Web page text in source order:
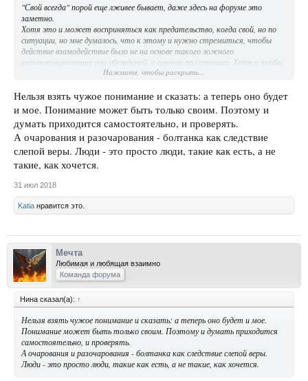
"Свой всегда" порой еще лживее бывает, даже здесь на форуме это
заметно.
Хотя это и может восприняться как предательство, когда свой, но по
ситуации, но мне думалось, что к этому и нужно стремиться, чтобы
действие взамодействие было не на основе такого ложного
взаимопонинимания или убеждений, а именно по ситуации. Хотя и якобы
постоянное "взаимопонимание" иногда бывает ложным, когда сам болван
умного товарища в надежде когда нибудь стать таким же как он, либо
просто из трусости. Впрочем даже такое поведение, вполне можно
назвать бытием в потоке, так как преследуется своя выгода, скрываемая
или явная.
По моему, хамелеоны все и всегда, вот к чему прихожу(. Постоянство
есть только у внутренней сути, а в любой проявленной форме чего бы то
ни было - его нет. Раньше или позже, но все закончится. Или постоянен и
неизменен лишь источник, который никогда не рождался, а все им
конец.
Нажмите, чтобы раскрыть...
Нельзя взять чужое понимание и сказать: а теперь оно будет
и мое. Понимание может быть только своим. Поэтому и
думать приходится самостоятельно, и проверять.
А очарования и разочарования - болтанка как следствие
слепой веры. Люди - это просто люди, такие как есть, а не
такие, как хочется.
31 июл 2018
Katia нравится это.
Мечта
Любимая и любящая взаимно
Команда форума
Нина сказал(а): ↑
Нельзя взять чужое понимание и сказать: а теперь оно будет и мое.
Понимание может быть только своим. Поэтому и думать приходится
самостоятельно, и проверять.
А очарования и разочарования - болтанка как следствие слепой веры.
Люди - это просто люди, такие как есть, а не такие, как хочется.